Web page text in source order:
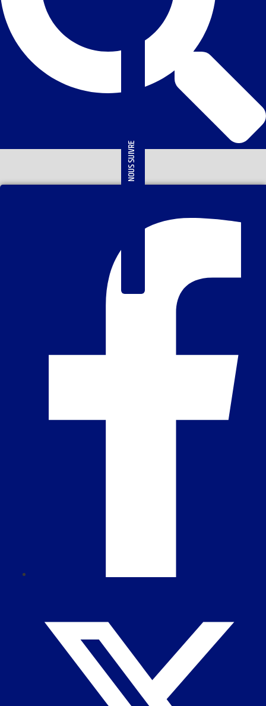
NOUS SUIVRE